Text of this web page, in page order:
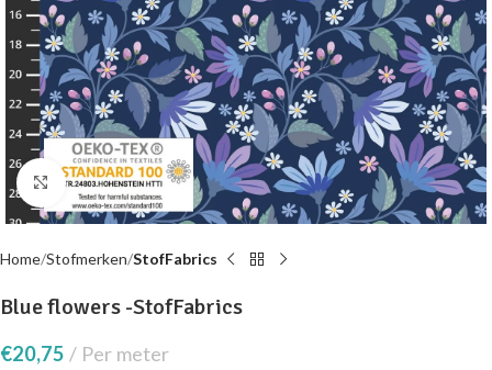
Click to enlarge
Home Stofmerken StofFabrics
Blue flowers -StofFabrics
€20,75 Per meter